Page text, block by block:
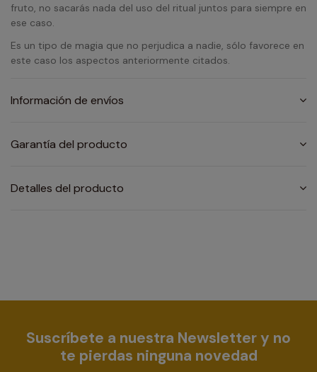
fruto, no sacarás nada del uso del ritual juntos para siempre en
ese caso.
Es un tipo de magia que no perjudica a nadie, sólo favorece en
este caso los aspectos anteriormente citados.
Información de envíos
Garantía del producto
Detalles del producto
Suscríbete a nuestra Newsletter y no
te pierdas ninguna novedad